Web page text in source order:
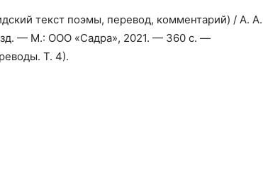
текст поэмы, перевод, комментарий) / А. А.
— М.: ООО «Садра», 2021. — 360 с. —
Т. 4).